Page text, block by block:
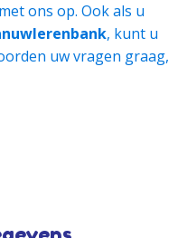
ons op. Ook als u
, kunt u
uw vragen graag,